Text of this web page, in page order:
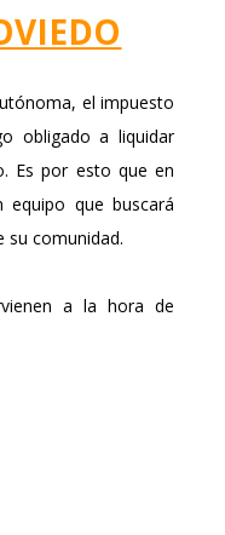
el impuesto
obligado a liquidar
Es por esto que en
equipo que buscará
su comunidad.
a la hora de